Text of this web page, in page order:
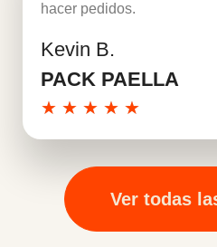
hacer pedidos.
Kevin B.
PACK PAELLA
★ ★ ★ ★ ★
Ver todas